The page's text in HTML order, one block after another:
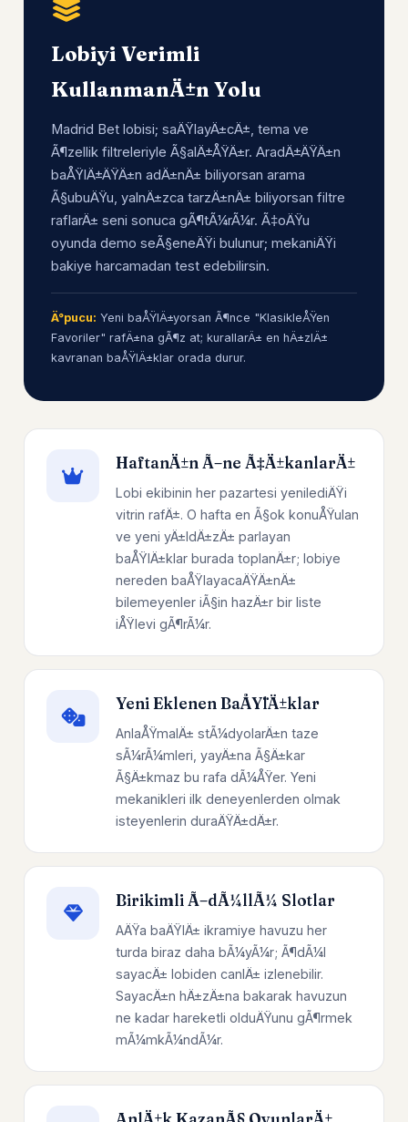
Lobiyi Verimli
KullanmanÄ±n Yolu
Madrid Bet lobisi; saÄŸlayÄ±cÄ±, tema ve
Ã¶zellik filtreleriyle Ã§alÄ±ÅŸÄ±r. AradÄ±ÄŸÄ±n
baÅŸlÄ±ÄŸÄ±n adÄ±nÄ± biliyorsan arama
Ã§ubuÄŸu, yalnÄ±zca tarzÄ±nÄ± biliyorsan filtre
raflarÄ± seni sonuca gÃ¶tÃ¼rÃ¼r. Ã‡oÄŸu
oyunda demo seÃ§eneÄŸi bulunur; mekaniÄŸi
bakiye harcamadan test edebilirsin.
Ä°pucu: Yeni baÅŸlÄ±yorsan Ã¶nce "KlasikleÅŸen
Favoriler" rafÄ±na gÃ¶z at; kurallarÄ± en hÄ±zlÄ±
kavranan baÅŸlÄ±klar orada durur.
HaftanÄ±n Ã–ne Ã‡Ä±kanlarÄ±
Lobi ekibinin her pazartesi yenilediÄŸi
vitrin rafÄ±. O hafta en Ã§ok konuÅŸulan
ve yeni yÄ±ldÄ±zÄ± parlayan
baÅŸlÄ±klar burada toplanÄ±r; lobiye
nereden baÅŸlayacaÄŸÄ±nÄ±
bilemeyenler iÃ§in hazÄ±r bir liste
iÅŸlevi gÃ¶rÃ¼r.
Yeni Eklenen BaÅŸlÄ±klar
AnlaÅŸmalÄ± stÃ¼dyolarÄ±n taze
sÃ¼rÃ¼mleri, yayÄ±na Ã§Ä±kar
Ã§Ä±kmaz bu rafa dÃ¼ÅŸer. Yeni
mekanikleri ilk deneyenlerden olmak
isteyenlerin duraÄŸÄ±dÄ±r.
Birikimli Ã–dÃ¼llÃ¼ Slotlar
AÄŸa baÄŸlÄ± ikramiye havuzu her
turda biraz daha bÃ¼yÃ¼r; Ã¶dÃ¼l
sayacÄ± lobiden canlÄ± izlenebilir.
SayacÄ±n hÄ±zÄ±na bakarak havuzun
ne kadar hareketli olduÄŸunu gÃ¶rmek
mÃ¼mkÃ¼ndÃ¼r.